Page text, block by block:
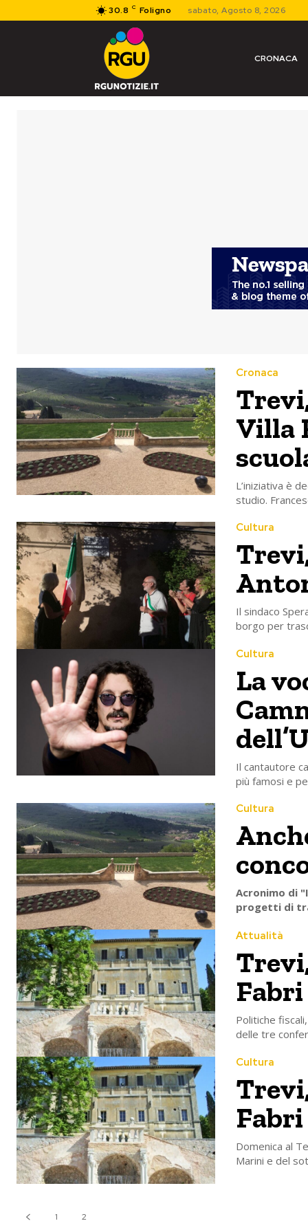
30.8 C Foligno sabato, Agosto 8, 2026
CRONACA
Cronaca
Villa
L’iniziativa è
studio.
Cultura
Il sindaco
borgo per
Cultura
La
Il cantautore
più famosi e
Cultura
Acronimo di
progetti di
Attualità
Fabri
Politiche
delle tre
Cultura
Domenica al
Marini e del
1 2